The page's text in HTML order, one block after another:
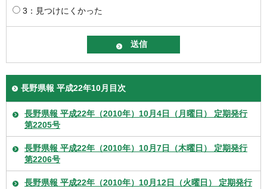
3：見つけにくかった
長野県報 平成22年10月目次
長野県報 平成22年（2010年）10月4日（月曜日） 定期発行
第2205号
長野県報 平成22年（2010年）10月7日（木曜日） 定期発行
第2206号
長野県報 平成22年（2010年）10月12日（火曜日） 定期発行